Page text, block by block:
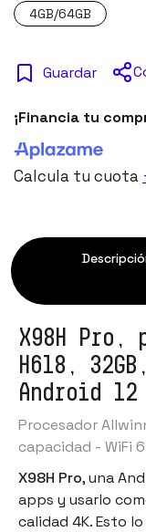
4GB/64GB
Guardar
¡Financia tu
Calcula tu cuota
X98H Pro,
H618,
Android 12
Procesador
capacidad - WiFi
X98H Pro, una
apps y usarlo
calidad 4K. Esto